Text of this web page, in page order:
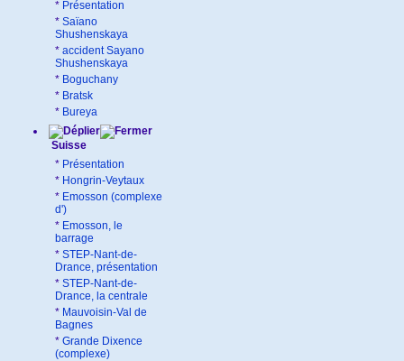
* Présentation
* Saïano
Shushenskaya
* accident Sayano
Shushenskaya
* Boguchany
* Bratsk
* Bureya
Suisse
* Présentation
* Hongrin-Veytaux
* Emosson (complexe
d')
* Emosson, le
barrage
* STEP-Nant-de-
Drance, présentation
* STEP-Nant-de-
Drance, la centrale
* Mauvoisin-Val de
Bagnes
* Grande Dixence
(complexe)